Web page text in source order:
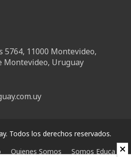
5764, 11000 Montevideo,
Montevideo, Uruguay
Todos los derechos reservados.
Quienes Somos Somos Educa